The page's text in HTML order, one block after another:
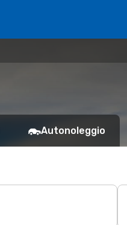
Autonoleggio